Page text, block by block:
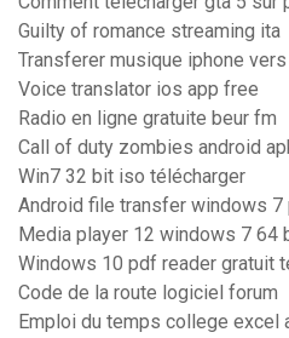
Guilty of romance streaming ita
Transferer musique iphone
Voice translator ios app free
Radio en ligne gratuite beur fm
Call of duty zombies android
Win7 32 bit iso télécharger
Android file transfer windows 7
Media player 12 windows 7 64
Windows 10 pdf reader gratuit
Code de la route logiciel forum
Emploi du temps college excel